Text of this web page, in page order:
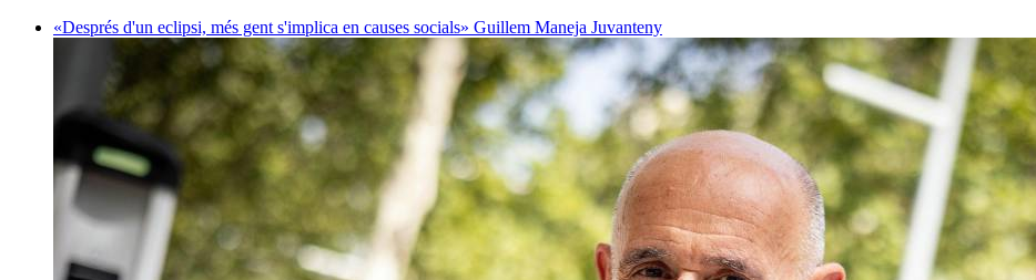
«Després d'un eclipsi, més gent s'implica en causes socials» Guillem Maneja Juvanteny